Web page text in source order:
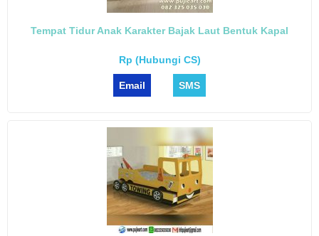
Tempat Tidur Anak Karakter Bajak Laut Bentuk Kapal
Rp (Hubungi CS)
Email SMS